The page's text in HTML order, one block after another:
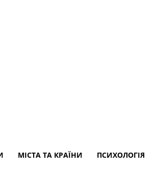
МІСТА ТА КРАЇНИ ПСИХОЛОГІЯ